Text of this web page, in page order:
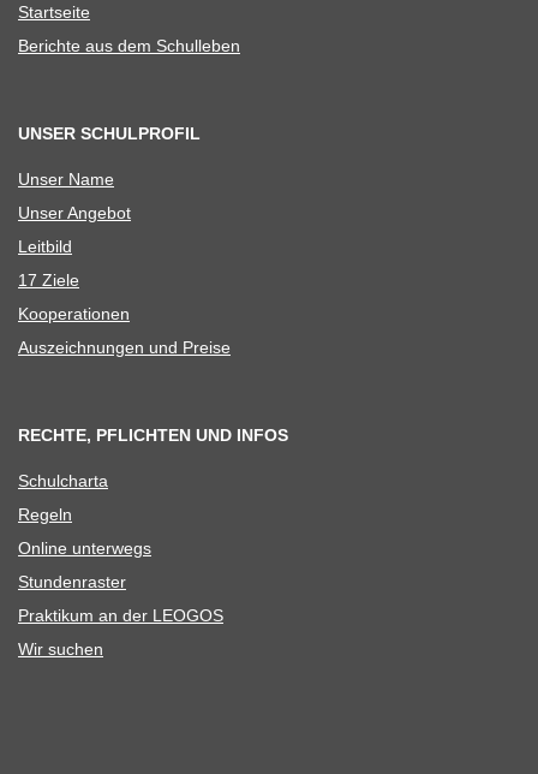
Start­seite
Berichte aus dem Schulleben
UNSER SCHULPROFIL
Unser Name
Unser Ange­bot
Leit­bild
17 Ziele
Koope­ra­tio­nen
Aus­zeich­nun­gen und Preise
RECHTE, PFLICHTEN UND INFOS
Schul­charta
Regeln
Online unter­wegs
Stun­den­ras­ter
Prak­ti­kum an der LEOGOS
Wir suchen